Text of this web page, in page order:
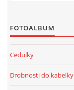
FOTOALBUM
Cedulky
Drobnosti do kabelky